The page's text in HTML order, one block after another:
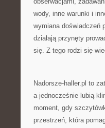
wody, inne warunki i
wymiana doświadczeń
działają przynęty
się. Z tego rodzi się
Nadorsze-haller.pl to
a jednocześnie lubią
moment, gdy
przestrzeń, która